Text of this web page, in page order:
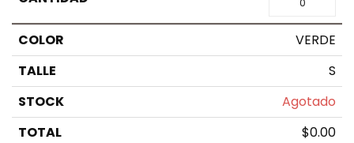
VERDE
S
Agotado
$0.00